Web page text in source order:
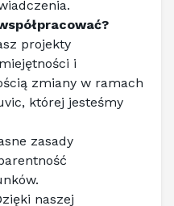
projekty
i
zmiany w ramach
której jesteśmy
zasady
naszej